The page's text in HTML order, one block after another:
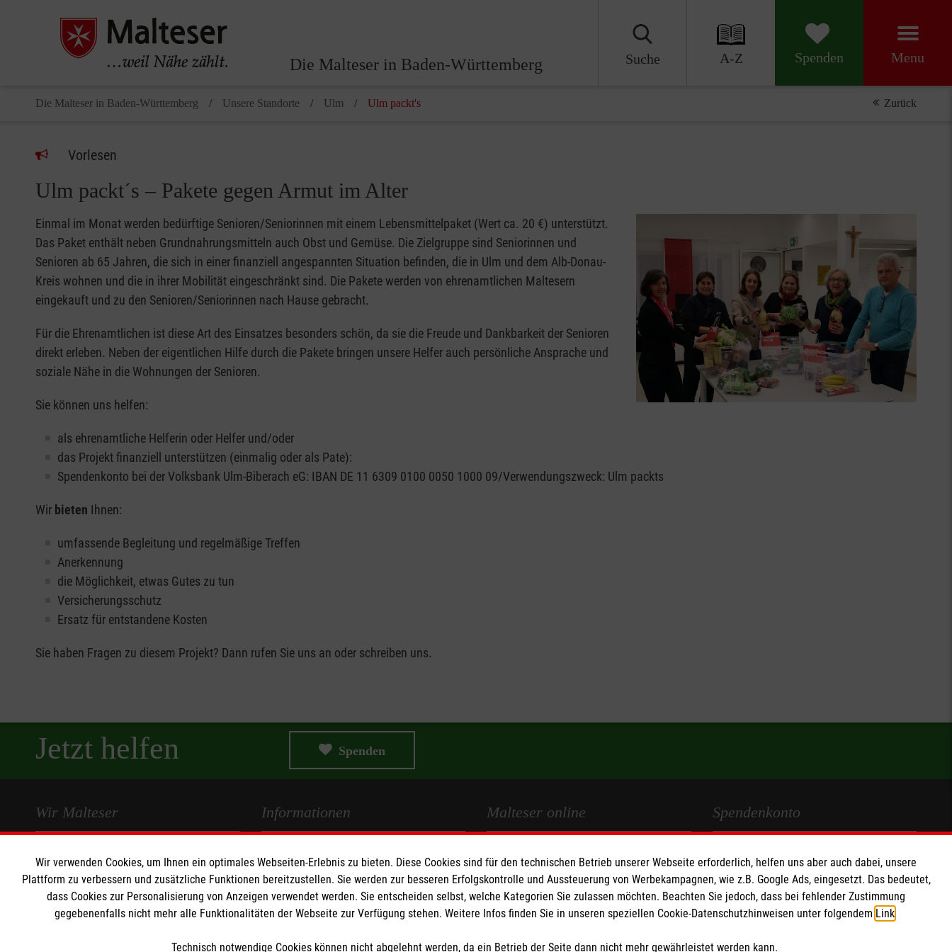
Die Malteser in Baden-Württemberg Suche A-Z Spenden Menu
Die Malteser in Baden-Württemberg Unsere Standorte Ulm Ulm packt's Zurück
Vorlesen
Ulm packt´s – Pakete gegen Armut im Alter
Einmal im Monat werden bedürftige Senioren/Seniorinnen mit einem Lebensmittelpaket (Wert ca. 20 €) unterstützt.
Das Paket enthält neben Grundnahrungsmitteln auch Obst und Gemüse. Die Zielgruppe sind Seniorinnen und
Senioren ab 65 Jahren, die sich in einer finanziell angespannten Situation befinden, die in Ulm und dem Alb-Donau-
Kreis wohnen und die in ihrer Mobilität eingeschränkt sind. Die Pakete werden von ehrenamtlichen Maltesern
eingekauft und zu den Senioren/Seniorinnen nach Hause gebracht.
Für die Ehrenamtlichen ist diese Art des Einsatzes besonders schön, da sie die Freude und Dankbarkeit der Senioren
direkt erleben. Neben der eigentlichen Hilfe durch die Pakete bringen unsere Helfer auch persönliche Ansprache und
soziale Nähe in die Wohnungen der Senioren.
Sie können uns helfen:
als ehrenamtliche Helferin oder Helfer und/oder
das Projekt finanziell unterstützen (einmalig oder als Pate):
Spendenkonto bei der Volksbank Ulm-Biberach eG: IBAN DE 11 6309 0100 0050 1000 09/Verwendungszweck: Ulm packts
Wir bieten Ihnen:
umfassende Begleitung und regelmäßige Treffen
Anerkennung
die Möglichkeit, etwas Gutes zu tun
Versicherungsschutz
Ersatz für entstandene Kosten
Sie haben Fragen zu diesem Projekt? Dann rufen Sie uns an oder schreiben uns.
Jetzt helfen Spenden
Wir Malteser
Spenden und Helfen
Angebote und Leistungen
Mitarbeiten und Stellenangebote
Informationen
Presse und Medien
Transparenz
Impressum
Malteser online
Malteser Jugend
Malteser International
Mediathek
Spendenkonto
IBAN: DE90 6005 0101 0001 2706 88
BIC: SOLADEST600
Wir verwenden Cookies, um Ihnen ein optimales Webseiten-Erlebnis zu bieten. Diese Cookies sind für den technischen Betrieb unserer Webseite erforderlich, helfen uns aber auch dabei, unsere
Plattform zu verbessern und zusätzliche Funktionen bereitzustellen. Sie werden zur besseren Erfolgskontrolle und Aussteuerung von Werbekampagnen, wie z.B. Google Ads, eingesetzt. Das bedeutet,
dass Cookies zur Personalisierung von Anzeigen verwendet werden. Sie entscheiden selbst, welche Kategorien Sie zulassen möchten. Beachten Sie jedoch, dass bei fehlender Zustimmung
gegebenenfalls nicht mehr alle Funktionalitäten der Webseite zur Verfügung stehen. Weitere Infos finden Sie in unseren speziellen Cookie-Datenschutzhinweisen unter folgendem Link
Technisch notwendige Cookies können nicht abgelehnt werden, da ein Betrieb der Seite dann nicht mehr gewährleistet werden kann.